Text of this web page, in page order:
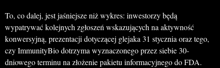
To, co dalej, jest jaśniejsze niż wykres: inwestorzy będą
wypatrywać kolejnych zgłoszeń wskazujących na aktywność
konwersyjną, prezentacji dotyczącej glejaka 31 stycznia oraz tego,
czy ImmunityBio dotrzyma wyznaczonego przez siebie 30-
dniowego terminu na złożenie pakietu informacyjnego do FDA.